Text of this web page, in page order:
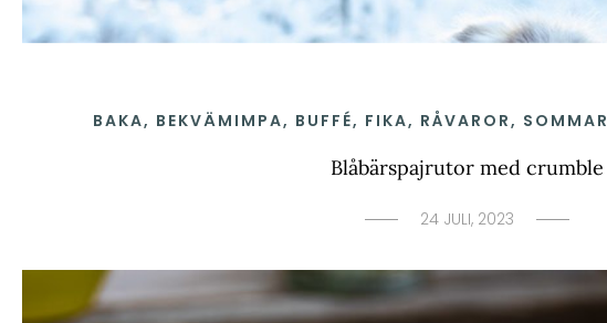
BAKA, BEKVÄMIMPA, BUFFÉ, FIKA, RÅVAROR, SOMMAR
Blåbärspajrutor med crumble
24 JULI, 2023